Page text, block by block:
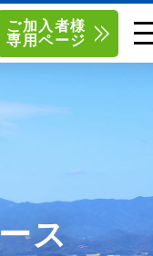
34-2525
210-1200
南東北センター(福島)
ご加入者様
専用ページ
ス